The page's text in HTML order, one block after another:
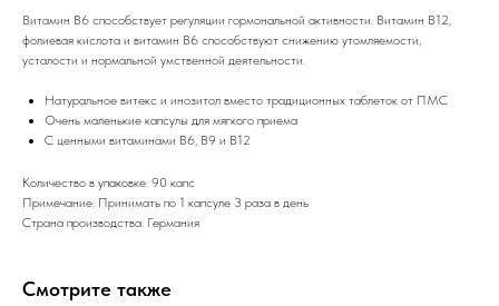
Витамин В6 способствует регуляции гормональной активности. Витамин B12,
фолиевая кислота и витамин B6 способствуют снижению утомляемости,
усталости и нормальной умственной деятельности.
Натуральное витекс и инозитол вместо традиционных таблеток от ПМС
Очень маленькие капсулы для мягкого приема
С ценными витаминами B6, B9 и B12
Количество в упаковке: 90 капс
Примечание: Принимать по 1 капсуле 3 раза в день
Страна производства: Германия
Смотрите также